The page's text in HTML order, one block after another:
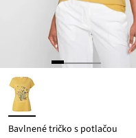
Bavlnené tričko s potlačou